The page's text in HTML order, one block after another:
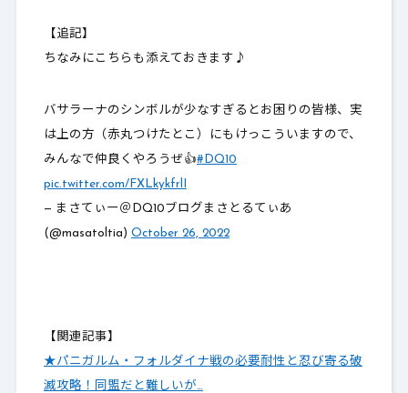
【追記】
ちなみにこちらも添えておきます♪
バサラーナのシンボルが少なすぎるとお困りの皆様、実
は上の方（赤丸つけたとこ）にもけっこういますので、
みんなで仲良くやろうぜ👍#DQ10
pic.twitter.com/FXLkykfrlI
— まさてぃー＠DQ10ブログまさとるてぃあ
(@masatoltia) October 26, 2022
【関連記事】
★パニガルム・フォルダイナ戦の必要耐性と忍び寄る破
滅攻略！同盟だと難しいが…